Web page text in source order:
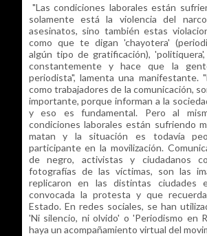
"Las condiciones laborales están
solamente está la violencia del
asesinatos, sino también estas
como que te digan 'chayotera'
algún tipo de gratificación),
constantemente y hace que la
periodista", lamenta una manifestante.
como trabajadores de la comunicación,
importante, porque informan a la
y eso es fundamental. Pero al
condiciones laborales están sufriendo
matan y la situación es todavía
participante en la movilización.
de negro, activistas y ciudadanos
fotografías de las víctimas, son las
replicaron en las distintas ciudades
convocada la protesta y que
Estado. En redes sociales, se han
'Ni silencio, ni olvido' o 'Periodismo en
haya un acompañamiento virtual del